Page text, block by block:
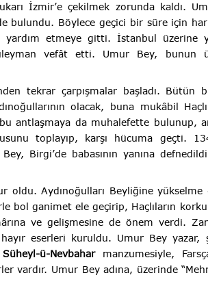
İzmir’e çekilmek zorunda kaldı.
bulundu. Böylece geçici bir süre için
yardım etmeye gitti. İstanbul üzerine
vefât etti. Umur Bey, bunun
tekrar çarpışmalar başladı. Bütün
olacak, buna mukâbil
antlaşmaya da muhalefette bulunup,
toplayıp, karşı hücuma geçti.
Birgi’de babasının yanına
oldu. Aydınoğulları Beyliğine yükselme
bol ganimet ele geçirip, Haçlıların
ve gelişmesine de önem verdi.
eserleri kuruldu. Umur Bey yazar,
Süheyl-ü-Nevbahar manzumesiyle,
vardır. Umur Bey adına, üzerinde